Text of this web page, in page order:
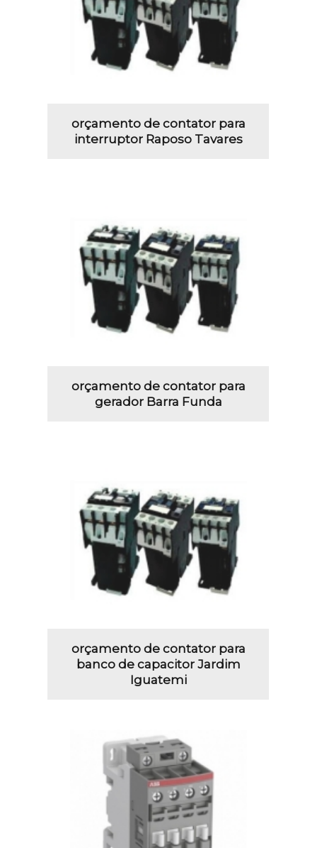
orçamento de contator para
interruptor Raposo Tavares
orçamento de contator para
gerador Barra Funda
orçamento de contator para
banco de capacitor Jardim
Iguatemi